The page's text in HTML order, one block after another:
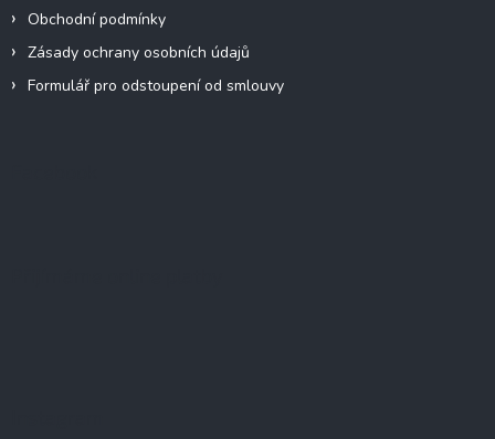
Obchodní podmínky
Zásady ochrany osobních údajů
Formulář pro odstoupení od smlouvy